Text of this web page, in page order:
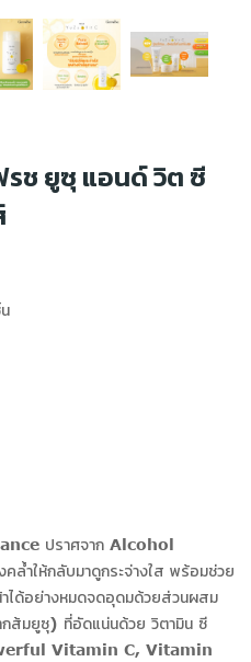
ช ยูซุ แอนด์ วิต ซี
ปราศจาก Alcohol
ล้ำให้กลับมาดูกระจ่างใส พร้อมช่วย
ได้อย่างหมดจดอุดมด้วยส่วนผสม
มยูซุ) ที่อัดแน่นด้วย วิตามิน ซี
Vitamin C, Vitamin